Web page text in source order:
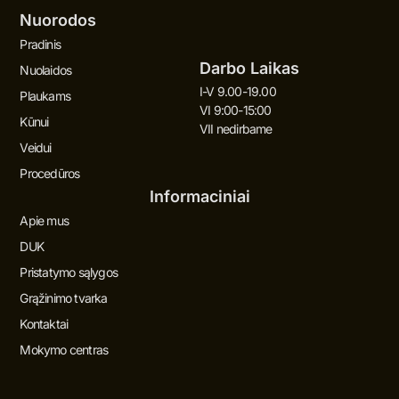
Nuorodos
Pradinis
Nuolaidos
Plaukams
Kūnui
Veidui
Procedūros
Darbo Laikas
I-V 9.00-19.00
VI 9:00-15:00
VII nedirbame
Informaciniai
Apie mus
DUK
Pristatymo sąlygos
Grąžinimo tvarka
Kontaktai
Mokymo centras